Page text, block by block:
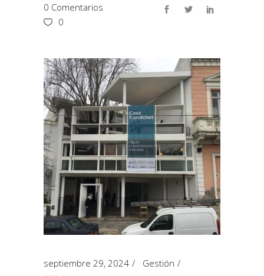
0 Comentarios
0
septiembre 29, 2024
Gestión